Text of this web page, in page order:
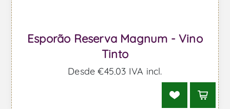
Esporão Reserva Magnum - Vino
Tinto
Desde €45,03 IVA incl.